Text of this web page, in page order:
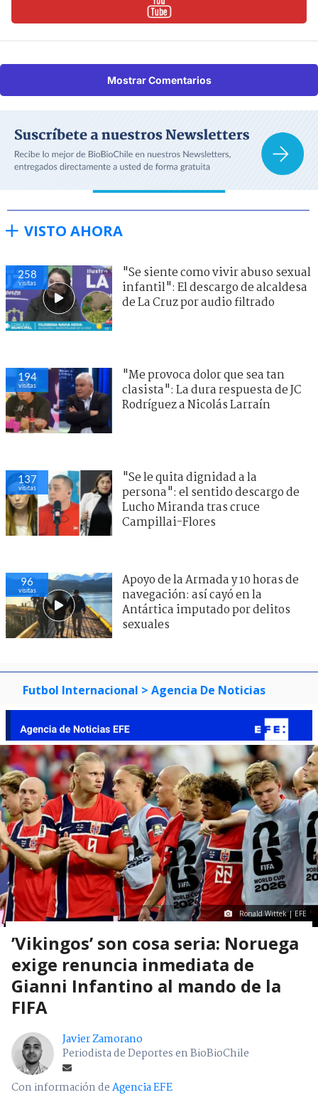
Mostrar Comentarios
VISTO AHORA
258
visitas
"Se siente como vivir abuso sexual
infantil": El descargo de alcaldesa
de La Cruz por audio filtrado
194
visitas
"Me provoca dolor que sea tan
clasista": La dura respuesta de JC
Rodríguez a Nicolás Larraín
137
visitas
"Se le quita dignidad a la
persona": el sentido descargo de
Lucho Miranda tras cruce
Campillai-Flores
96
visitas
Apoyo de la Armada y 10 horas de
navegación: así cayó en la
Antártica imputado por delitos
sexuales
Futbol Internacional > Agencia De Noticias
Ronald Wittek | EFE
’Vikingos’ son cosa seria: Noruega
exige renuncia inmediata de
Gianni Infantino al mando de la
FIFA
Javier Zamorano
Periodista de Deportes en BioBioChile
Con información deAgencia EFE